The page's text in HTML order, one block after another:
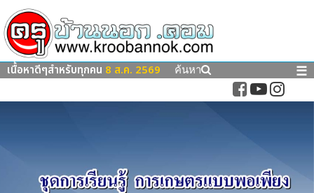
เนื้อหาดีๆสำหรับทุกคน 8 ส.ค. 2569 ค้นหา ☰